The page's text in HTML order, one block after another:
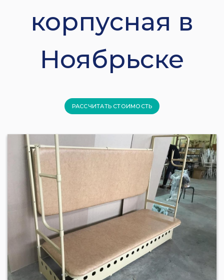
корпусная в
Ноябрьске
РАССЧИТАТЬ СТОИМОСТЬ